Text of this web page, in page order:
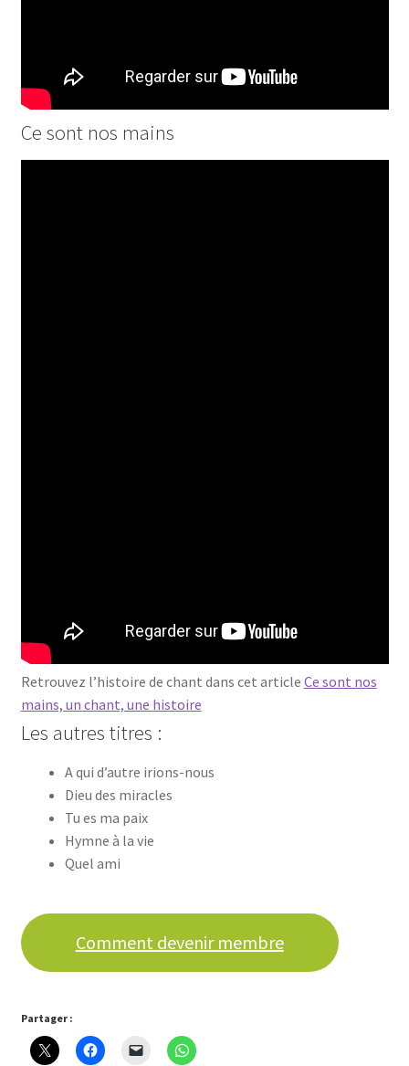
Ce sont nos mains
Retrouvez l’histoire de chant dans cet article Ce sont nos
mains, un chant, une histoire
Les autres titres :
A qui d’autre irions-nous
Dieu des miracles
Tu es ma paix
Hymne à la vie
Quel ami
Comment devenir membre
Partager :